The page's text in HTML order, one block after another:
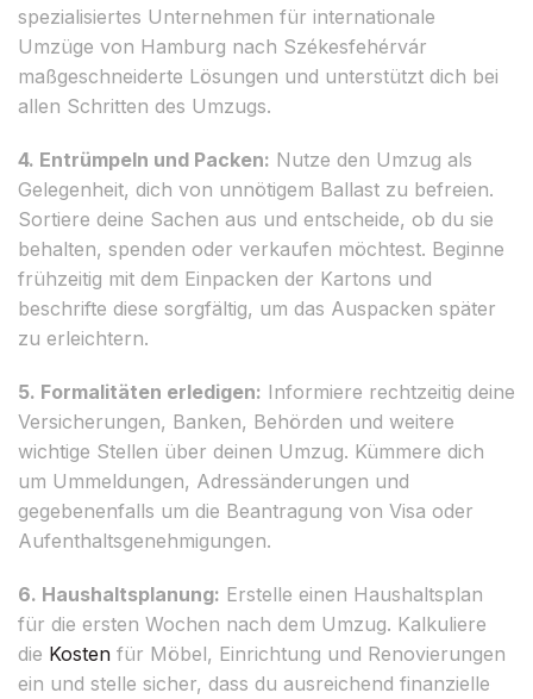
spezialisiertes Unternehmen für internationale
Umzüge von Hamburg nach Székesfehérvár
maßgeschneiderte Lösungen und unterstützt dich bei
allen Schritten des Umzugs.
4. Entrümpeln und Packen: Nutze den Umzug als
Gelegenheit, dich von unnötigem Ballast zu befreien.
Sortiere deine Sachen aus und entscheide, ob du sie
behalten, spenden oder verkaufen möchtest. Beginne
frühzeitig mit dem Einpacken der Kartons und
beschrifte diese sorgfältig, um das Auspacken später
zu erleichtern.
5. Formalitäten erledigen: Informiere rechtzeitig deine
Versicherungen, Banken, Behörden und weitere
wichtige Stellen über deinen Umzug. Kümmere dich
um Ummeldungen, Adressänderungen und
gegebenenfalls um die Beantragung von Visa oder
Aufenthaltsgenehmigungen.
6. Haushaltsplanung: Erstelle einen Haushaltsplan
für die ersten Wochen nach dem Umzug. Kalkuliere
die Kosten für Möbel, Einrichtung und Renovierungen
ein und stelle sicher, dass du ausreichend finanzielle